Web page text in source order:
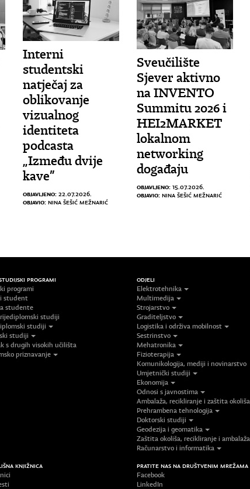
Interni
studentski
natječaj za
oblikovanje
vizualnog
identiteta
podcasta
„Između dvije
kave”
OBJAVLJENO: 22.07.2026.
OBJAVIO: NINA ŠEŠIĆ MEŽNARIĆ
Sveučilište
Sjever aktivno
na INVENTO
Summitu 2026 i
HEI2MARKET
lokalnom
networking
događaju
OBJAVLJENO: 15.07.2026.
OBJAVIO: NINA ŠEŠIĆ MEŽNARIĆ
PROGRAMI
programi
student
studente
studiji
studiji
studiji
s drugih visokih učilišta
priznavanje
ODJELI
Elektrotehnika
Multimedija
Strojarstvo
Graditeljstvo
Logistika i održiva mobilnost
Sestrinstvo
Mehatronika
Fizioterapija
Komunikologija, mediji i novinarstvo
Umjetnički studiji
Ekonomija
Odnosi s javnostima
Ambalaža, recikliranje i zaštita okoliša
Prehrambena tehnologija
Doktorski studiji
Geodezija i geomatika
Zaštita okoliša, recikliranje i ambalaža
Računarstvo i informatika
KNJIŽNICA
PRATITE NAS NA DRUŠTVENIM MREŽAMA
Facebook
LinkedIn